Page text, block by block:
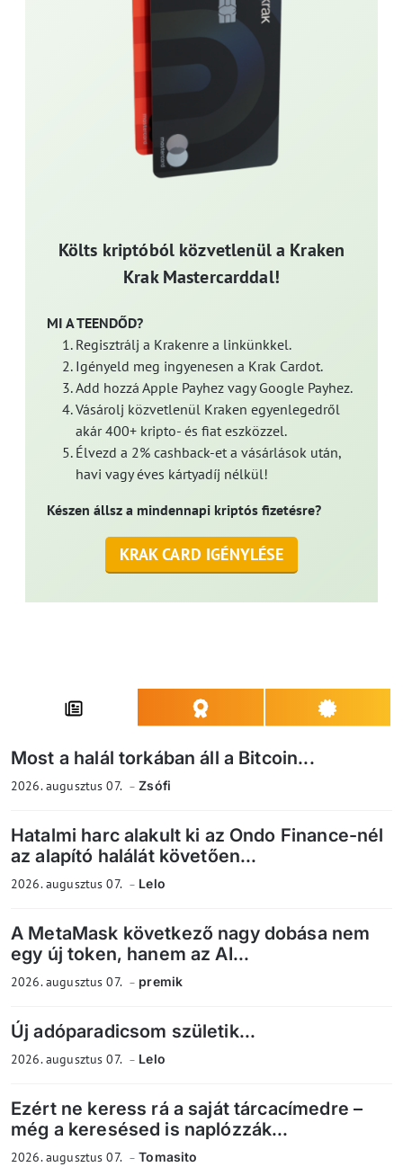
Költs kriptóból közvetlenül a Kraken
Krak Mastercarddal!
MI A TEENDŐD?
Regisztrálj a Krakenre a linkünkkel.
Igényeld meg ingyenesen a Krak Cardot.
Add hozzá Apple Payhez vagy Google Payhez.
Vásárolj közvetlenül Kraken egyenlegedről
akár 400+ kripto- és fiat eszközzel.
Élvezd a 2% cashback-et a vásárlások után,
havi vagy éves kártyadíj nélkül!
Készen állsz a mindennapi kriptós fizetésre?
KRAK CARD IGÉNYLÉSE
Most a halál torkában áll a Bitcoin...
2026. augusztus 07. Zsófi
Hatalmi harc alakult ki az Ondo Finance-nél
az alapító halálát követően...
2026. augusztus 07. Lelo
A MetaMask következő nagy dobása nem
egy új token, hanem az AI...
2026. augusztus 07. premik
Új adóparadicsom születik...
2026. augusztus 07. Lelo
Ezért ne keress rá a saját tárcacímedre –
még a keresésed is naplózzák...
2026. augusztus 07. Tomasito